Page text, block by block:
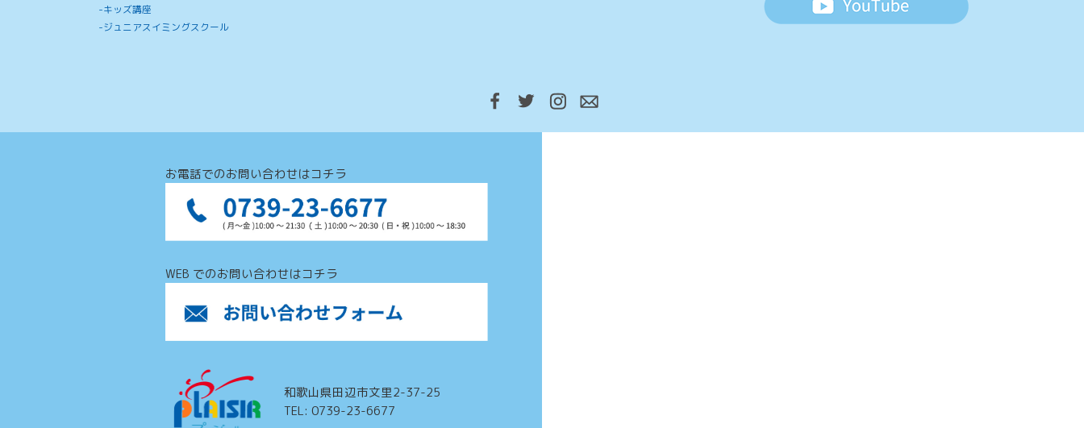
キッズ講座
ジュニアスイミングスクール
お電話でのお問い合わせはコチラ
WEB でのお問い合わせはコチラ
和歌山県田辺市文里2-37-25
TEL: 0739-23-6677